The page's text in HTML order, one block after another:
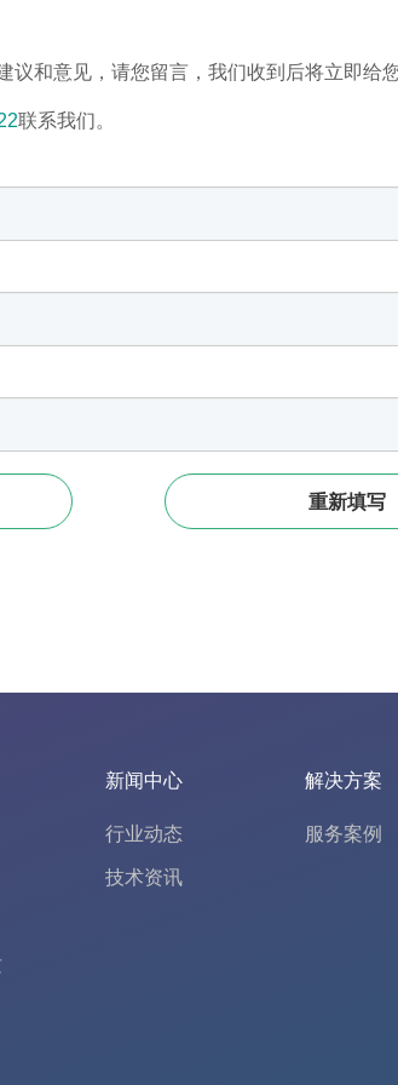
议和意见，请您留言，我们收到后将立即给
联系我们。
新闻中心
行业动态
技术资讯
解决方案
服务案例